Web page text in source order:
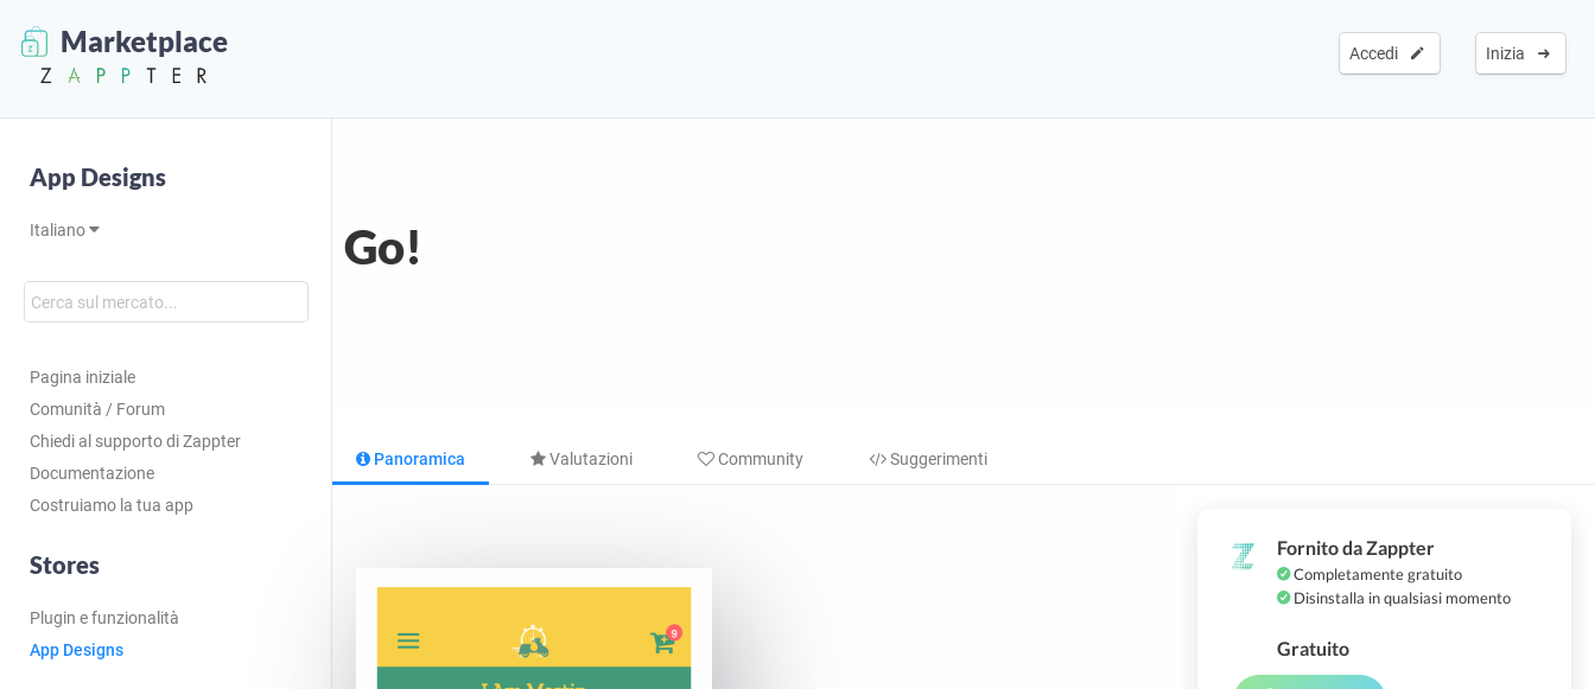
Marketplace Inizia
Accedi
App Designs
Italiano
Pagina iniziale
Comunità / Forum
Chiedi al supporto di Zappter
Documentazione
Costruiamo la tua app
Stores
Plugin e funzionalità
App Designs
Go!
Panoramica Valutazioni Community Suggerimenti
Fornito da Zappter
Completamente gratuito
Disinstalla in qualsiasi momento
Gratuito